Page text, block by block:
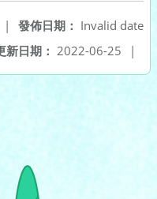
發佈日期： Invalid date
|
新日期： 2022-06-25 |